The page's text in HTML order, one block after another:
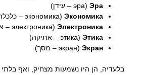
Эра(эра – עידן)
Экономика(экономика – כלכלה)
Электроника(электроника – אלקטרוניקה)
Этика(этика – אתיקה)
Экран(экран – מסך)
בלעדיה, הן היו נשמעות מצחיק, ואף בלתי